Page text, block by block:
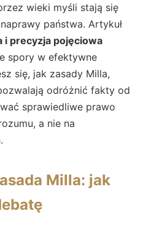
wieki myśli stają się
państwa. Artykuł
i precyzja pojęciowa
spory w efektywne
się, jak zasady Milla,
odróżnić fakty od
sprawiedliwe prawo
a nie na
Milla: jak